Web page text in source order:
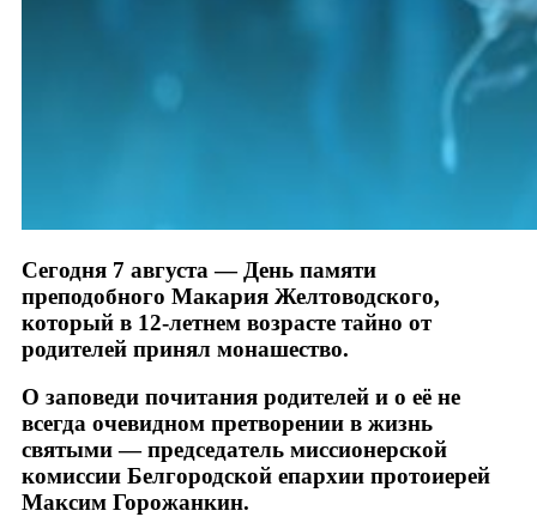
Сегодня 7 августа — День памяти
преподобного Макария Желтоводского,
который в 12-летнем возрасте тайно от
родителей принял монашество.
О заповеди почитания родителей и о её не
всегда очевидном претворении в жизнь
святыми — председатель миссионерской
комиссии Белгородской епархии протоиерей
Максим Горожанкин.